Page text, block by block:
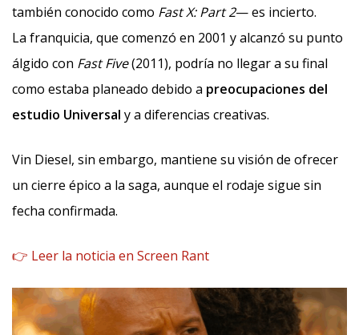
también conocido como Fast X: Part 2— es incierto.
La franquicia, que comenzó en 2001 y alcanzó su punto
álgido con Fast Five(2011), podría no llegar a su final
como estaba planeado debido a preocupaciones del
estudio Universal y a diferencias creativas.
Vin Diesel, sin embargo, mantiene su visión de ofrecer
un cierre épico a la saga, aunque el rodaje sigue sin
fecha confirmada.
👉 Leer la noticia en Screen Rant